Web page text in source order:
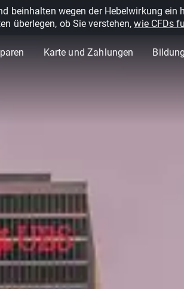
beinhalten wegen der Hebelwirkung ein
überlegen, ob Sie verstehen,wie CFDs
Karte und Zahlungen